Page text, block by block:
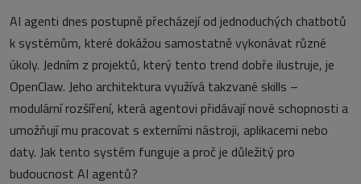
AI agenti dnes postupně přecházejí od jednoduchých chatbotů
k systémům, které dokážou samostatně vykonávat různé
úkoly. Jedním z projektů, který tento trend dobře ilustruje, je
OpenClaw. Jeho architektura využívá takzvané skills –
modulární rozšíření, která agentovi přidávají nové schopnosti a
umožňují mu pracovat s externími nástroji, aplikacemi nebo
daty. Jak tento systém funguje a proč je důležitý pro
budoucnost AI agentů?